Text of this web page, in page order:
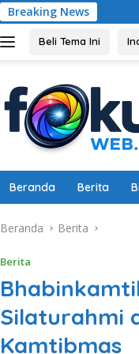
Breaking News
Beli Tema Ini
Beranda Berita
Beranda Berita
Berita
Silaturahmi
Kamtibmas